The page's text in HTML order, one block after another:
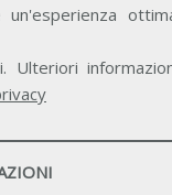
Ulteriori